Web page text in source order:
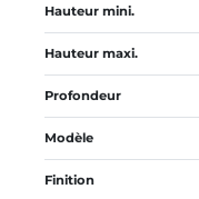
Hauteur mini.
Hauteur maxi.
Profondeur
Modèle
Finition